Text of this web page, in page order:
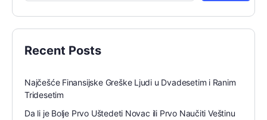
Recent Posts
Najčešće Finansijske Greške Ljudi u Dvadesetim i Ranim
Tridesetim
Da li je Bolje Prvo Uštedeti Novac ili Prvo Naučiti Veštinu